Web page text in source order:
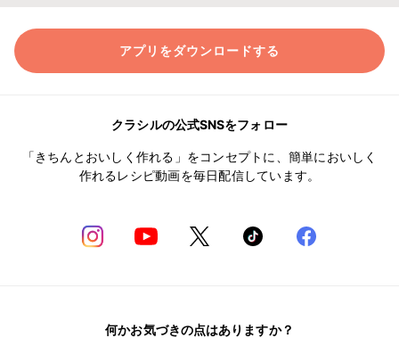
アプリをダウンロードする
クラシルの公式SNSをフォロー
「きちんとおいしく作れる」をコンセプトに、簡単においしく
作れるレシピ動画を毎日配信しています。
何かお気づきの点はありますか？